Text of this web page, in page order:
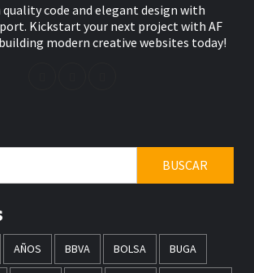
quality code and elegant design with
Kickstart your next project with AF
modern creative websites today!
AÑOS BBVA BOLSA BUGA